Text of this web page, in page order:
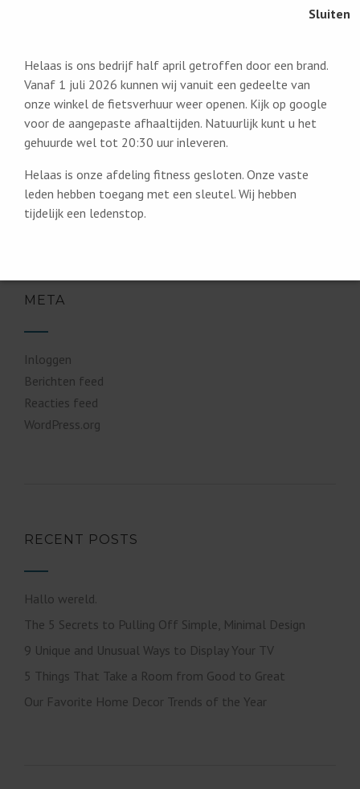
audio
Geen categorie
image
META
Inloggen
Berichten feed
Reacties feed
WordPress.org
RECENT POSTS
Hallo wereld.
The 5 Secrets to Pulling Off Simple, Minimal Design
9 Unique and Unusual Ways to Display Your TV
5 Things That Take a Room from Good to Great
Our Favorite Home Decor Trends of the Year
Helaas is ons bedrijf half april getroffen door een brand.
Vanaf 1 juli 2026 kunnen wij vanuit een gedeelte van
onze winkel de fietsverhuur weer openen. Kijk op google
voor de aangepaste afhaaltijden. Natuurlijk kunt u het
gehuurde wel tot 20:30 uur inleveren.
Helaas is onze afdeling fitness gesloten. Onze vaste
leden hebben toegang met een sleutel. Wij hebben
tijdelijk een ledenstop.